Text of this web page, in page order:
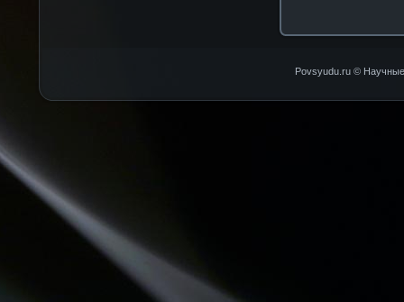
Povsyudu.ru © Научные